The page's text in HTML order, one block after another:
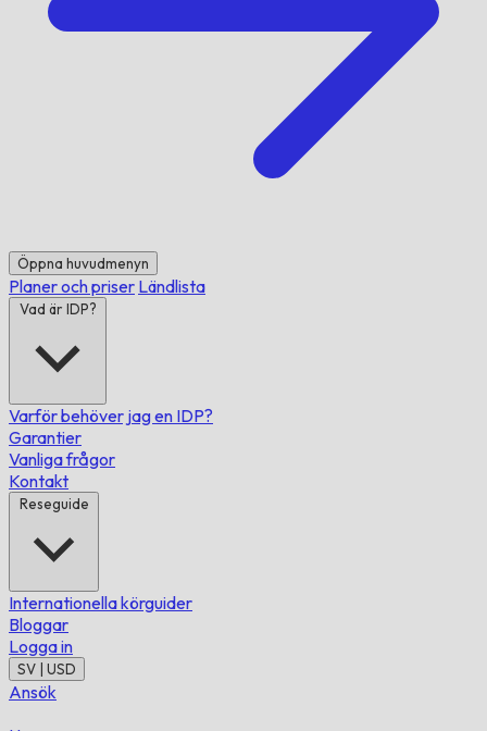
Öppna huvudmenyn
Planer och priser Ländlista
Vad är IDP?
Varför behöver jag en IDP?
Garantier
Vanliga frågor
Kontakt
Reseguide
Internationella körguider
Bloggar
Logga in
SV | USD
Ansök